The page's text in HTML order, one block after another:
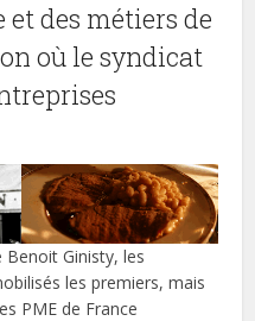
des métiers de
où le syndicat
Benoit Ginisty, les
les premiers, mais
PME de France